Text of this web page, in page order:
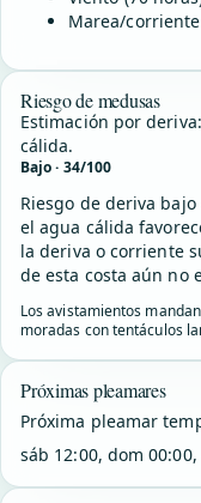
Marea/
Riesgo de medusas
Estimación por
cálida.
Bajo · 34/100
Riesgo de deriva bajo
el agua cálida
la deriva o corriente
de esta costa aún no
Los avistamientos
moradas con tentáculos
Próximas pleamares
Próxima pleamar
sáb 12:00, dom